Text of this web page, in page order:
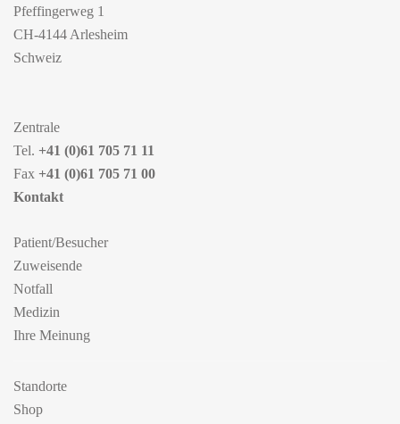
Pfeffingerweg 1
CH-4144 Arlesheim
Schweiz
Zentrale
Tel. +41 (0)61 705 71 11
Fax +41 (0)61 705 71 00
Kontakt
Patient/Besucher
Zuweisende
Notfall
Medizin
Ihre Meinung
Standorte
Shop